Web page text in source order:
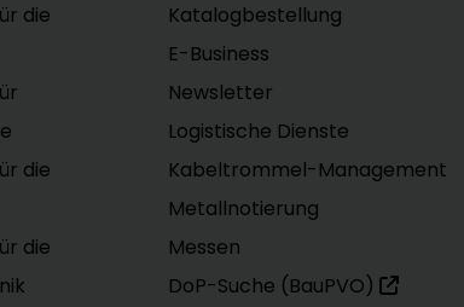
die
die
die
Katalogbestellung
E-Business
Newsletter
Logistische Dienste
Kabeltrommel-Management
Metallnotierung
Messen
DoP-Suche (BauPVO)